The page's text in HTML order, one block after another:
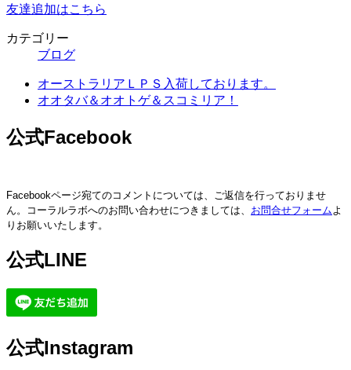
友達追加はこちら
カテゴリー
ブログ
オーストラリアＬＰＳ入荷しております。
オオタバ＆オオトゲ＆スコミリア！
公式Facebook
Facebookページ宛てのコメントについては、ご返信を行っておりませ
ん。コーラルラボへのお問い合わせにつきましては、 お問合せフォーム よ
りお願いいたします。
公式LINE
公式Instagram